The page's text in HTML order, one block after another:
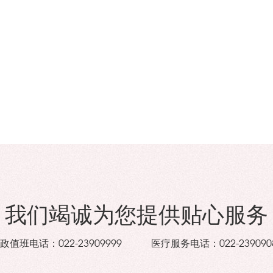
我们竭诚为您提供贴心服务
值班电话： 022-23909999 医疗服务电话： 022-